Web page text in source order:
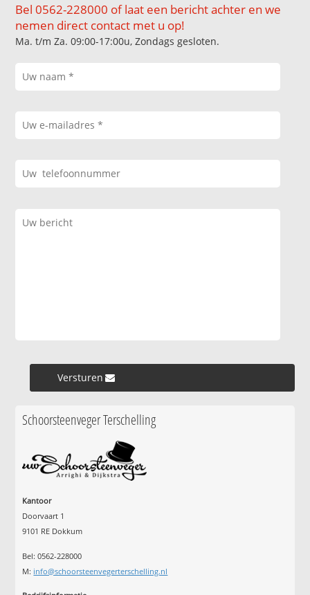
Bel 0562-228000 of laat een bericht achter en we
nemen direct contact met u op!
Ma. t/m Za. 09:00-17:00u, Zondags gesloten.
Versturen »
Schoorsteenveger Terschelling
Kantoor
Doorvaart 1
9101 RE Dokkum
Bel: 0562-228000
M: info@schoorsteenvegerterschelling.nl